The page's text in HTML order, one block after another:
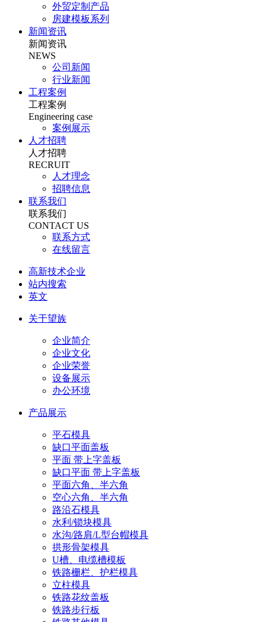
外贸定制产品
房建模板系列
新闻资讯
新闻资讯
NEWS
公司新闻
行业新闻
工程案例
工程案例
Engineering case
案例展示
人才招聘
人才招聘
RECRUIT
人才理念
招聘信息
联系我们
联系我们
CONTACT US
联系方式
在线留言
高新技术企业
站内搜索
英文
关于望族
企业简介
企业文化
企业荣誉
设备展示
办公环境
产品展示
平石模具
缺口平面盖板
平面 带上字盖板
缺口平面 带上字盖板
平面六角、半六角
空心六角、半六角
路沿石模具
水利/锁块模具
水沟/路肩/L型台帽模具
拱形骨架模具
U槽、电缆槽模板
铁路栅栏、护栏模具
立柱模具
铁路花纹盖板
铁路步行板